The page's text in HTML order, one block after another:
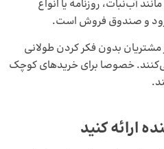
آب‌نبات، روزنامه یا انواع
و صندوق فروش است.
بدون فکر کردن طولانی
خصوصا برای خریدهای کوچک
ارائه کنید